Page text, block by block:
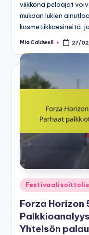
viikkona pelaajat
mukaan lukien
kosmetiikkaesineitä,
Posted
Mia Caldwell 27/
Posted
in
Forza Horizon
Yhteisön